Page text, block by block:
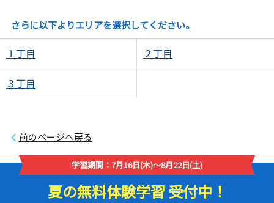
さらに以下よりエリアを選択してください。
１丁目 ２丁目
３丁目
前のページへ戻る
学習期間：7月16日(木)～8月22日(土)
夏の無料体験学習 受付中！